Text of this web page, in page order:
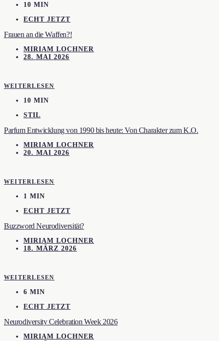
10 MIN
ECHT JETZT
Frauen an die Waffen?!
MIRIAM LOCHNER
28. MAI 2026
WEITERLESEN
10 MIN
STIL
Parfum Entwicklung von 1990 bis heute: Von Charakter zum K.O.
MIRIAM LOCHNER
20. MAI 2026
WEITERLESEN
1 MIN
ECHT JETZT
Buzzword Neurodiversität?
MIRIAM LOCHNER
18. MÄRZ 2026
WEITERLESEN
6 MIN
ECHT JETZT
Neurodiversity Celebration Week 2026
MIRIAM LOCHNER